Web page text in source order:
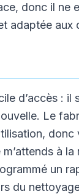
donc il ne
adaptée aux
d’accès : il
Le
à
un
du